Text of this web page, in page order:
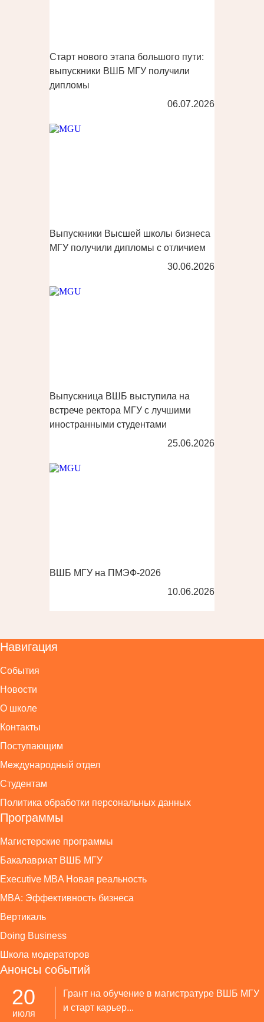
Старт нового этапа большого пути:
выпускники ВШБ МГУ получили
дипломы
06.07.2026
Выпускники Высшей школы бизнеса
МГУ получили дипломы с отличием
30.06.2026
Выпускница ВШБ выступила на
встрече ректора МГУ с лучшими
иностранными студентами
25.06.2026
ВШБ МГУ на ПМЭФ-2026
10.06.2026
Навигация
События
Новости
О школе
Контакты
Поступающим
Международный отдел
Студентам
Политика обработки персональных данных
Программы
Магистерские программы
Бакалавриат ВШБ МГУ
Executive MBA Новая реальность
MBA: Эффективность бизнеса
Вертикаль
Doing Business
Школа модераторов
Анонсы событий
20
июля
Грант на обучение в магистратуре ВШБ МГУ
и старт карьер...